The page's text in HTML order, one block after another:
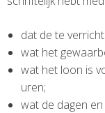
dat de te
wat het
wat het loon is
uren;
wat de dagen